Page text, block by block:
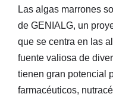
Las algas marrones
de GENIALG, un
que se centra en las
fuente valiosa de
tienen gran potencial
farmacéuticos,